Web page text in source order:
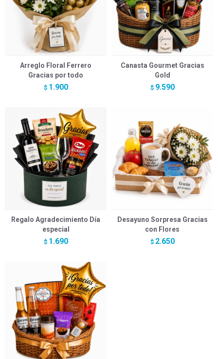
Arreglo Floral Ferrero
Gracias por todo
$ 1.900
Canasta Gourmet Gracias
Gold
$ 9.590
Regalo Agradecimiento Día
especial
$ 1.690
Desayuno Sorpresa Gracias
con Flores
$ 2.650